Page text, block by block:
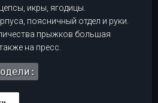
икры, ягодицы.
поясничный отдел и руки.
прыжков большая
на пресс.